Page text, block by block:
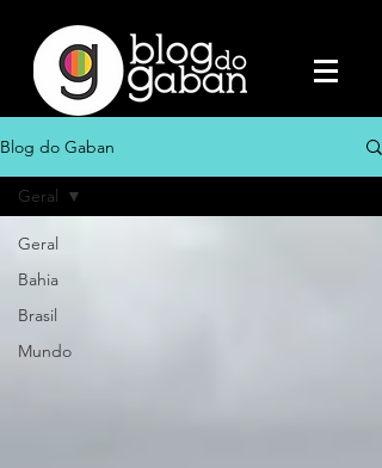
Blog do Gaban
Geral
Bahia
Brasil
Mundo
Geral